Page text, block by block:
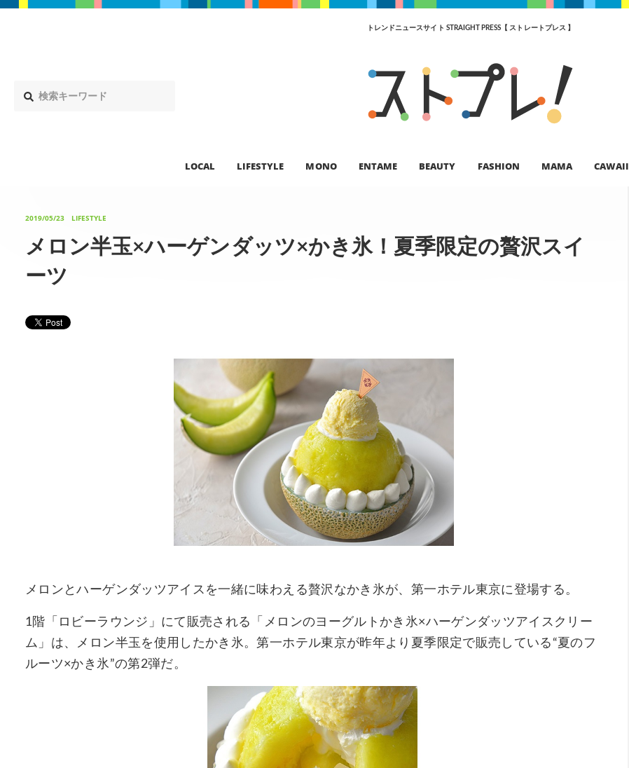
トレンドニュースサイト STRAIGHT PRESS【 ストレートプレス 】
LOCAL LIFESTYLE MONO ENTAME BEAUTY FASHION MAMA CAWAII
2019/05/23 LIFESTYLE
メロン半玉×ハーゲンダッツ×かき氷！夏季限定の贅沢スイ
ーツ
メロンとハーゲンダッツアイスを一緒に味わえる贅沢なかき氷が、第一ホテル東京に登場する。
1階「ロビーラウンジ」にて販売される「メロンのヨーグルトかき氷×ハーゲンダッツアイスクリー
ム」は、メロン半玉を使用したかき氷。第一ホテル東京が昨年より夏季限定で販売している“夏のフ
ルーツ×かき氷”の第2弾だ。